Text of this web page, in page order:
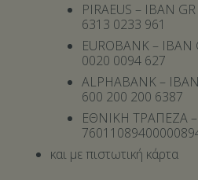
PIRAEUS – IBAN
6313 0233 961
EUROBANK –
0020 0094 627
ALPHABANK –
600 200 200 6387
ΕΘΝΙΚΗ ΤΡΑΠΕΖΑ –
και με πιστωτική κάρτα